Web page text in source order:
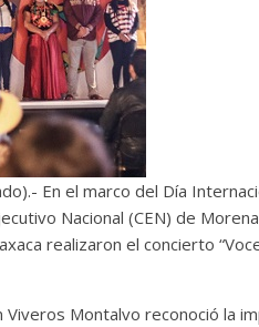
En el marco del Día
Nacional (CEN) de
realizaron el concierto
Montalvo reconoció la